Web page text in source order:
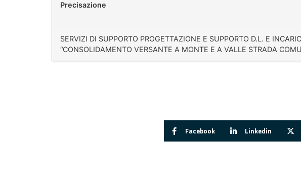
Precisazione
SERVIZI DI SUPPORTO PROGETTAZIONE E SUPPORTO D.L. E
“CONSOLIDAMENTO VERSANTE A MONTE E A VALLE STRADA
Facebook Linkedin